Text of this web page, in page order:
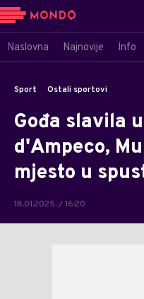
Naslovna Najnovije Info
Sport Ostali sportovi
Gođa slavila
d'Ampeco,
mjesto u
18.01.2025. / 16:20